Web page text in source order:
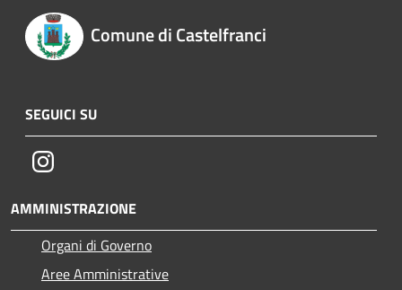
Comune di Castelfranci
SEGUICI SU
Instagram
AMMINISTRAZIONE
Organi di Governo
Aree Amministrative